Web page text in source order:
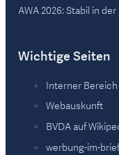
AWA 2026: Stabil in
Wichtige Seiten
Interner Bereich
Webauskunft
BVDA auf
werbung-im-